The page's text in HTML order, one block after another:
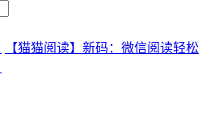
【猫猫阅读】新码：微信阅读轻松